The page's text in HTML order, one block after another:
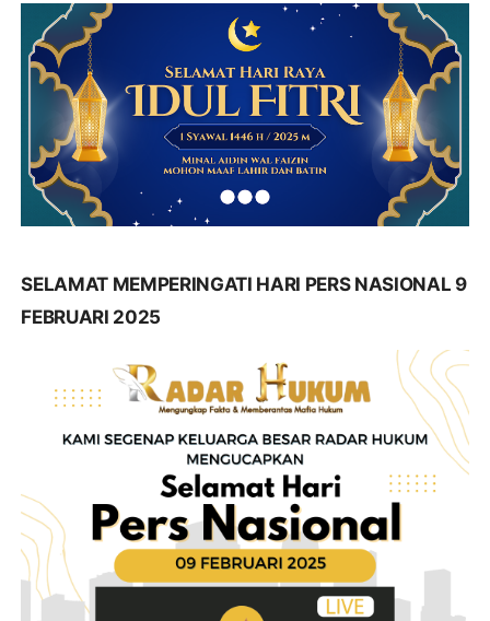
SELAMAT MEMPERINGATI HARI PERS NASIONAL 9
FEBRUARI 2025